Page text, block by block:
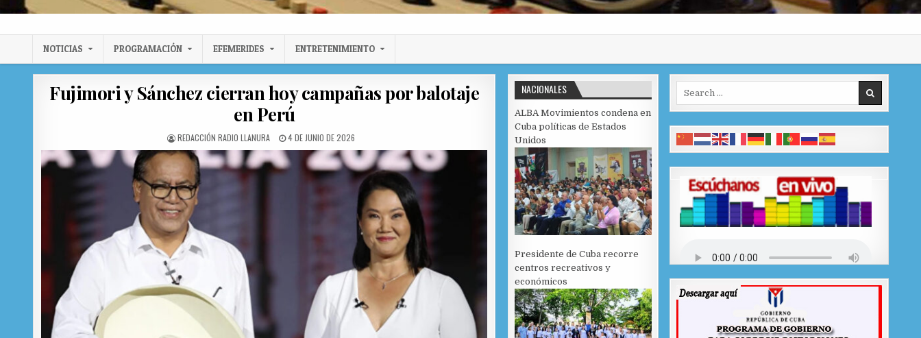
Radio Llanura de Colón
NOTICIAS PROGRAMACIÓN EFEMERIDES ENTRETENIMIENTO
Fujimori y Sánchez cierran hoy campañas por balotaje
en Perú
AUTHOR:
REDACCIÓN RADIO LLANURA PUBLISHED DATE:
4 DE JUNIO DE 2026
NACIONALES
ALBA Movimientos condena en
Cuba políticas de Estados
Unidos
Presidente de Cuba recorre
centros recreativos y
económicos
Search for: